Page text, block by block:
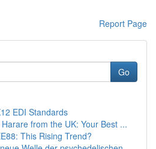
Report Page
Go
EDI Standards
from the UK: Your Best ...
This Rising Trend?